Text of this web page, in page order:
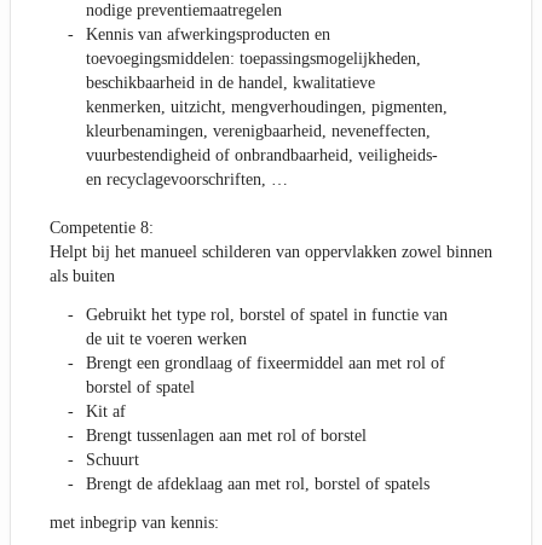
nodige preventiemaatregelen
Kennis van afwerkingsproducten en
toevoegingsmiddelen: toepassingsmogelijkheden,
beschikbaarheid in de handel, kwalitatieve
kenmerken, uitzicht, mengverhoudingen, pigmenten,
kleurbenamingen, verenigbaarheid, neveneffecten,
vuurbestendigheid of onbrandbaarheid, veiligheids-
en recyclagevoorschriften, …
Competentie 8:
Helpt bij het manueel schilderen van oppervlakken zowel binnen
als buiten
Gebruikt het type rol, borstel of spatel in functie van
de uit te voeren werken
Brengt een grondlaag of fixeermiddel aan met rol of
borstel of spatel
Kit af
Brengt tussenlagen aan met rol of borstel
Schuurt
Brengt de afdeklaag aan met rol, borstel of spatels
met inbegrip van kennis: